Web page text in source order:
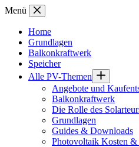
Zum
springen
Menü
Home
Grundlagen
Balkonkraftwerk
Speicher
Alle PV-Themen
Angebote und
Balkonkraftwerk
Die Rolle des
Grundlagen
Guides & Downloads
Photovoltaik Kosten &